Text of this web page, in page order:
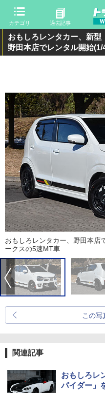
カテゴリ 過去記事
おもしろレンタカー、新
野田本店でレンタル開始(1/
おもしろレンタカー、野田本店
ークスの5速MT車
この写
関連記事
おもしろレ
パイダー」